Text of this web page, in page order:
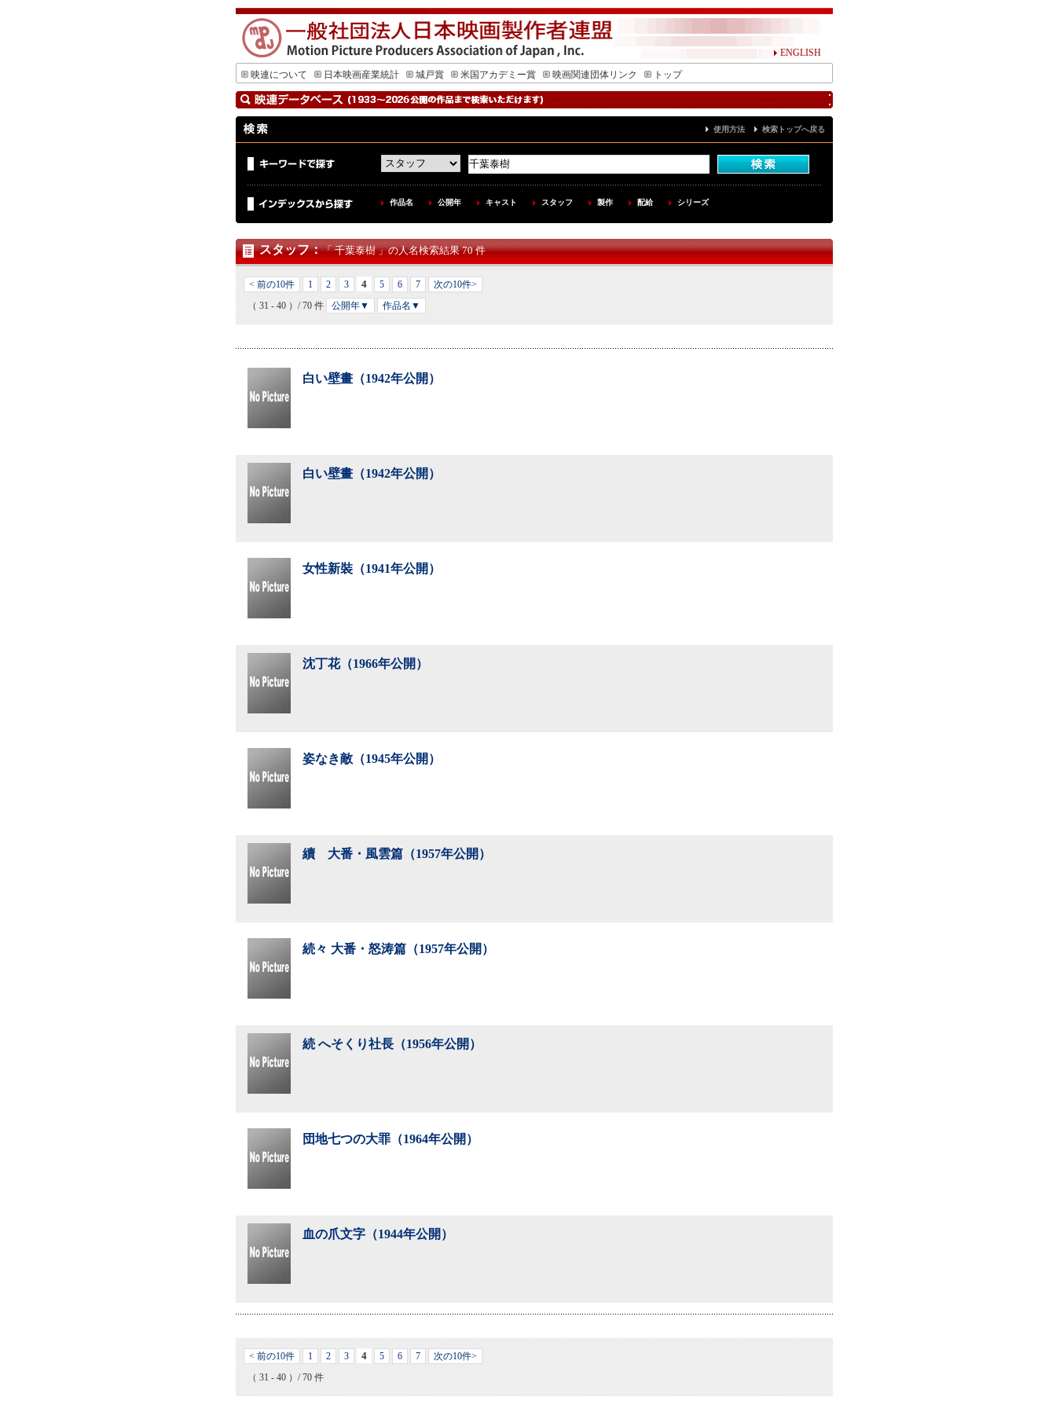
ENGLISH
映連について
日本映画産業統計 城戸賞 米国アカデミー賞 映画関連団体リンク トップ
使用方法 検索トップへ戻る
作品名 公開年 キャスト スタッフ 製作 配給 シリーズ
スタッフ：「 千葉泰樹 」の人名検索結果 70 件
< 前の10件 1 2 3 4 5 6 7
次の10件>
（ 31 - 40 ）/ 70 件
公開年▼ 作品名▼
白い壁畫（1942年公開）
白い壁畫（1942年公開）
女性新裝（1941年公開）
沈丁花（1966年公開）
姿なき敵（1945年公開）
續 大番・風雲篇（1957年公開）
続々 大番・怒涛篇（1957年公開）
続 へそくり社長（1956年公開）
団地七つの大罪（1964年公開）
血の爪文字（1944年公開）
< 前の10件 1 2 3 4 5 6 7
次の10件>
（ 31 - 40 ）/ 70 件